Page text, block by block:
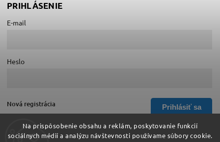
Na prispôsobenie obsahu a reklám, poskytovanie funkcií
sociálnych médií a analýzu návštevnosti používame súbory cookie.
PRIHLÁSENIE
E-mail
Heslo
Prihlásiť sa
Nová registrácia
Zabudnuté heslo